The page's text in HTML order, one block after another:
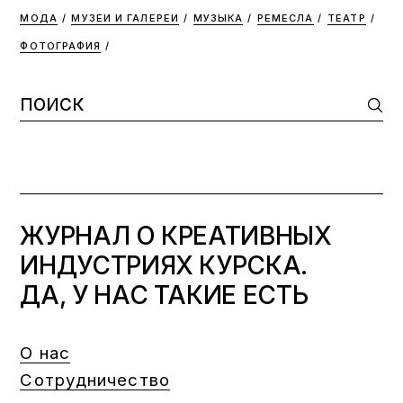
МОДА МУЗЕИ И ГАЛЕРЕИ МУЗЫКА РЕМЕСЛА ТЕАТР
ФОТОГРАФИЯ
Search
for:
ЖУРНАЛ О КРЕАТИВНЫХ
ИНДУСТРИЯХ КУРСКА.
ДА, У НАС ТАКИЕ ЕСТЬ
О нас
Сотрудничество